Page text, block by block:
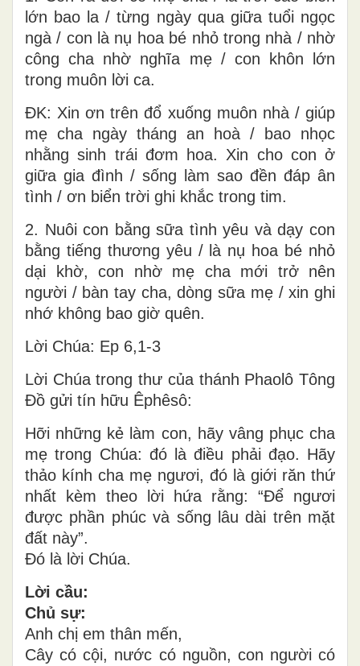
lớn bao la / từng ngày qua giữa tuổi ngọc
ngà / con là nụ hoa bé nhỏ trong nhà / nhờ
công cha nhờ nghĩa mẹ / con khôn lớn
trong muôn lời ca.
ĐK: Xin ơn trên đổ xuống muôn nhà / giúp
mẹ cha ngày tháng an hoà / bao nhọc
nhằng sinh trái đơm hoa. Xin cho con ở
giữa gia đình / sống làm sao đền đáp ân
tình / ơn biển trời ghi khắc trong tim.
2. Nuôi con bằng sữa tình yêu và dạy con
bằng tiếng thương yêu / là nụ hoa bé nhỏ
dại khờ, con nhờ mẹ cha mới trở nên
người / bàn tay cha, dòng sữa mẹ / xin ghi
nhớ không bao giờ quên.
Lời Chúa: Ep 6,1-3
Lời Chúa trong thư của thánh Phaolô Tông
Đồ gửi tín hữu Êphêsô:
Hỡi những kẻ làm con, hãy vâng phục cha
mẹ trong Chúa: đó là điều phải đạo. Hãy
thảo kính cha mẹ ngươi, đó là giới răn thứ
nhất kèm theo lời hứa rằng: “Để ngươi
được phần phúc và sống lâu dài trên mặt
đất này”.
Đó là lời Chúa.
Lời cầu:
Chủ sự:
Anh chị em thân mến,
Cây có cội, nước có nguồn, con người có